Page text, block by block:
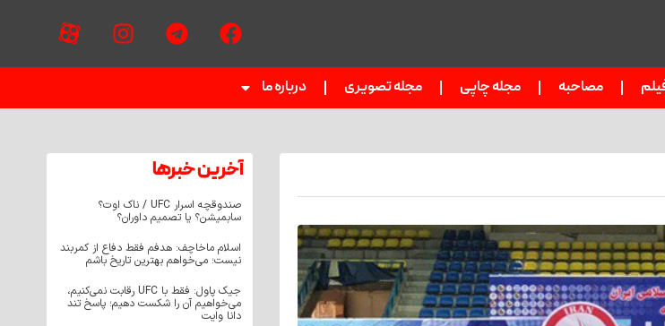
مصاحبه مجله چاپی مجله تصویری درباره ما
آخرین خبر‌‌ها
صندوقچه اسرار UFC / ناک اوت؟
سابمیشن؟ یا تصمیم داوران؟
اسلام ماخاچف: هدفم فقط دفاع از کمربند
نیست؛ می‌خواهم بهترین تاریخ باشم
جیک پاول: فقط با UFC رقابت نمی‌کنیم،
می‌خواهیم آن را شکست دهیم؛ پاسخ تند
دانا وایت